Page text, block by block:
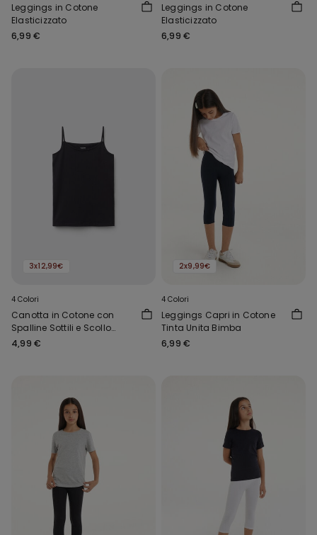
Leggings in Cotone
Elasticizzato
6,99 €
Leggings in Cotone
Elasticizzato
6,99 €
3x12,99€
4 Colori
Canotta in Cotone con
Spalline Sottili e Scollo
Tondo Bambina
4,99 €
2x9,99€
4 Colori
Leggings Capri in Cotone
Tinta Unita Bimba
6,99 €